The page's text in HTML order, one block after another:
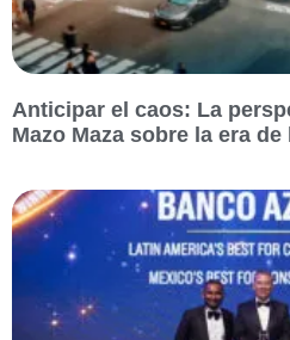
Anticipar el caos: La
Mazo Maza sobre la era